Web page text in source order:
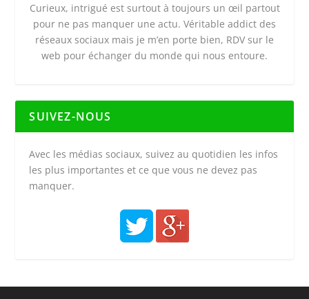
Curieux, intrigué est surtout à toujours un œil partout
pour ne pas manquer une actu. Véritable addict des
réseaux sociaux mais je m’en porte bien, RDV sur le
web pour échanger du monde qui nous entoure.
SUIVEZ-NOUS
Avec les médias sociaux, suivez au quotidien les infos
les plus importantes et ce que vous ne devez pas
manquer.